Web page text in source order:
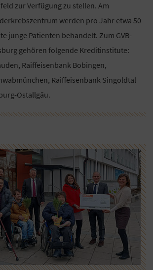
zur Verfügung zu stellen. Am
werden pro Jahr etwa 50
junge Patienten behandelt. Zum GVB-
gehören folgende Kreditinstitute:
Raiffeisenbank Bobingen,
Raiffeisenbank Singoldtal
Ostallgäu.